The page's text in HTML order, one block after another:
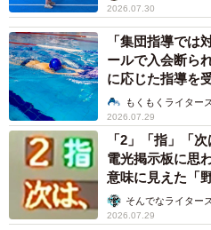
2026.07.30
「集団指導では
ールで入会断ら
に応じた指導を
祉士が解説】
もくもくライター
2026.07.29
「2」「指」「
電光掲示板に思
意味に見えた「
そんでなライター
2026.07.29